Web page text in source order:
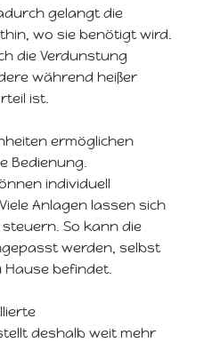
gelangt die
wo sie benötigt wird.
die Verdunstung
während heißer
ist.
ermöglichen
Bedienung.
individuell
Anlagen lassen sich
So kann die
werden, selbst
Hause befindet.
deshalb weit mehr